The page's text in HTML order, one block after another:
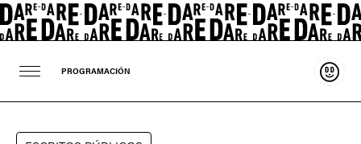
PROGRAMACIÓN